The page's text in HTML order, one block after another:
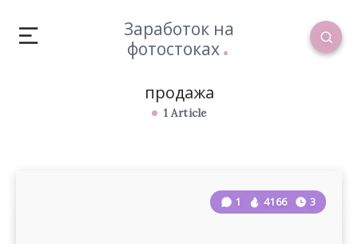
Заработок на
фотостоках
продажа
1 Article
1 4166 3